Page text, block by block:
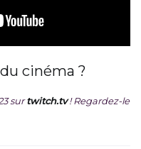
cinéma ?
surtwitch.tv ! Regardez-le